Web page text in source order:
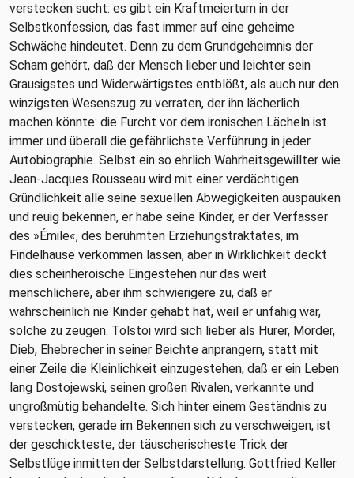
verstecken sucht: es gibt ein Kraftmeiertum in der
Selbstkonfession, das fast immer auf eine geheime
Schwäche hindeutet. Denn zu dem Grundgeheimnis der
Scham gehört, daß der Mensch lieber und leichter sein
Grausigstes und Widerwärtigstes entblößt, als auch nur den
winzigsten Wesenszug zu verraten, der ihn lächerlich
machen könnte: die Furcht vor dem ironischen Lächeln ist
immer und überall die gefährlichste Verführung in jeder
Autobiographie. Selbst ein so ehrlich Wahrheitsgewillter wie
Jean-Jacques Rousseau wird mit einer verdächtigen
Gründlichkeit alle seine sexuellen Abwegigkeiten auspauken
und reuig bekennen, er habe seine Kinder, er der Verfasser
des »Émile«, des berühmten Erziehungstraktates, im
Findelhause verkommen lassen, aber in Wirklichkeit deckt
dies scheinheroische Eingestehen nur das weit
menschlichere, aber ihm schwierigere zu, daß er
wahrscheinlich nie Kinder gehabt hat, weil er unfähig war,
solche zu zeugen. Tolstoi wird sich lieber als Hurer, Mörder,
Dieb, Ehebrecher in seiner Beichte anprangern, statt mit
einer Zeile die Kleinlichkeit einzugestehen, daß er ein Leben
lang Dostojewski, seinen großen Rivalen, verkannte und
ungroßmütig behandelte. Sich hinter einem Geständnis zu
verstecken, gerade im Bekennen sich zu verschweigen, ist
der geschickteste, der täuscherischeste Trick der
Selbstlüge inmitten der Selbstdarstellung. Gottfried Keller